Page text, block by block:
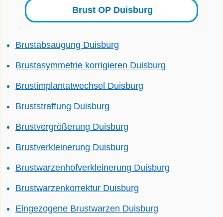
Brust OP Duisburg
Brustabsaugung Duisburg
Brustasymmetrie korrigieren Duisburg
Brustimplantatwechsel Duisburg
Bruststraffung Duisburg
Brustvergrößerung Duisburg
Brustverkleinerung Duisburg
Brustwarzenhofverkleinerung Duisburg
Brustwarzenkorrektur Duisburg
Eingezogene Brustwarzen Duisburg